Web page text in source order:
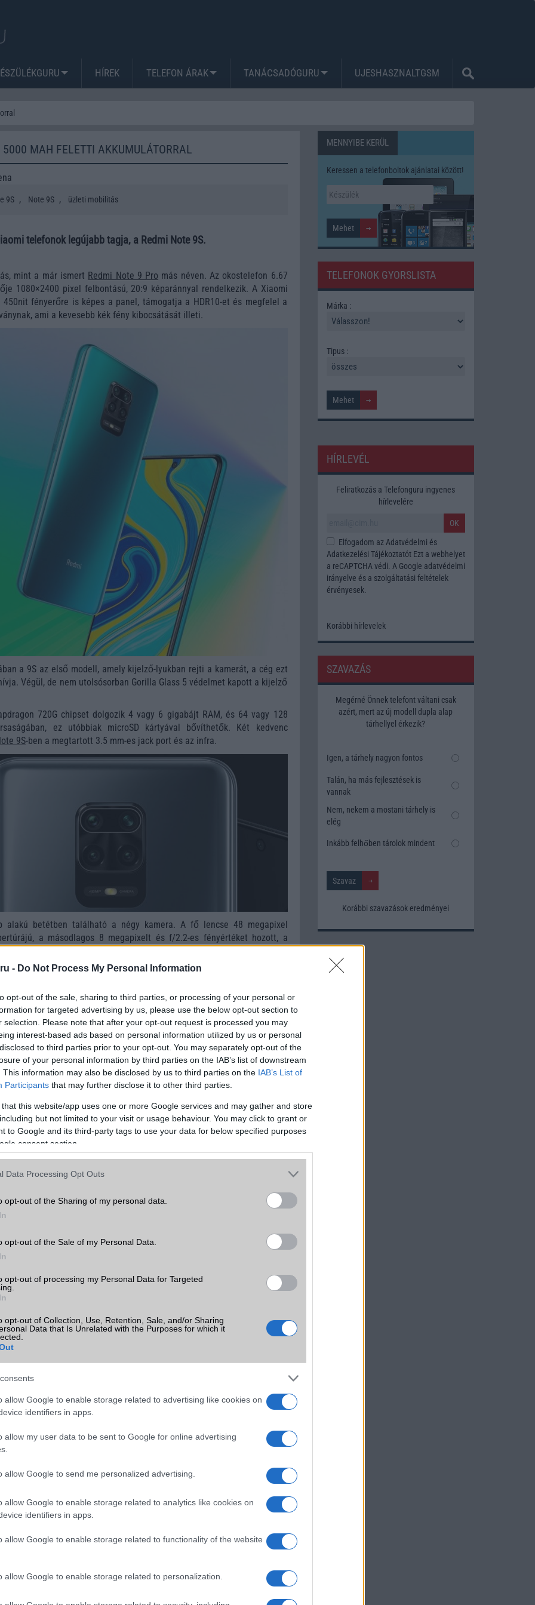
- Do Not Process My Personal Information
opt-out of the sale, sharing to third parties, or processing of your personal or
for targeted advertising by us, please use the below opt-out section to
selection. Please note that after your opt-out request is processed you may
interest-based ads based on personal information utilized by us or personal
to third parties prior to your opt-out. You may separately opt-out of the
of your personal information by third parties on the IAB’s list of downstream
This information may also be disclosed by us to third parties on the IAB’s List of
Participants that may further disclose it to other third parties.
that this website/app uses one or more Google services and may gather and store
but not limited to your visit or usage behaviour. You may click to grant or
to Google and its third-party tags to use your data for below specified purposes
consent section.
Data Processing Opt Outs
opt-out of the Sharing of my personal data.
opt-out of the Sale of my Personal Data.
opt-out of processing my Personal Data for Targeted
opt-out of Collection, Use, Retention, Sale, and/or Sharing
Data that Is Unrelated with the Purposes for which it
allow Google to enable storage related to advertising like cookies on
identifiers in apps.
allow my user data to be sent to Google for online advertising
allow Google to send me personalized advertising.
allow Google to enable storage related to analytics like cookies on
identifiers in apps.
allow Google to enable storage related to functionality of the website
allow Google to enable storage related to personalization.
HÍREK TELEFON ÁRAK TANÁCSADÓGURU UJESHASZNALTGSM
5000 MAH FELETTI AKKUMULÁTORRAL
9S , Note 9S , üzleti mobilitás
telefonok legújabb tagja, a Redmi Note 9S.
mint a már ismert Redmi Note 9 Pro más néven. Az okostelefon 6.67
1080×2400 pixel felbontású, 20:9 képaránnyal rendelkezik. A Xiaomi
fényerőre is képes a panel, támogatja a HDR10-et és megfelel a
ami a kevesebb kék fény kibocsátását illeti.
a 9S az első modell, amely kijelző-lyukban rejti a kamerát, a cég ezt
Végül, de nem utolsósorban Gorilla Glass 5 védelmet kapott a kijelző
720G chipset dolgozik 4 vagy 6 gigabájt RAM, és 64 vagy 128
ez utóbbiak microSD kártyával bővíthetők. Két kedvenc
9S-ben a megtartott 3.5 mm-es jack port és az infra.
alakú betétben található a négy kamera. A fő lencse 48 megapixel
a másodlagos 8 megapixelt és f/2.2-es fényértéket hozott, a
már említett kijelző-lyukban 16 megapixeles kamera csücsül, 120fps-es
képességével.
mAh-s akkumulátorral együtt 209 grammot nyom a mérlegen, a telep
A biztonságról sem kell lemondani, az ehhez kapcsolódó ujjlenyomat-
a keretre költözött a kényelem jegyében. A gyártónál egyre több
MENNYIBE KERÜL
Keressen a telefonboltok ajánlatai között!
TELEFONOK GYORSLISTA
Márka :
Tipus :
HÍRLEVÉL
Feliratkozás a Telefonguru ingyenes
hírlevelére
OK
Elfogadom az Adatvédelmi és
Adatkezelési TájékoztatótEzt a webhelyet
a reCAPTCHA védi. A Google adatvédelmi
irányelve és a szolgáltatási feltételek
érvényesek.
Korábbi hírlevelek
SZAVAZÁS
Megérné Önnek telefont váltani csak
azért, mert az új modell dupla alap
tárhellyel érkezik?
Igen, a tárhely nagyon fontos
Talán, ha más fejlesztések is
vannak
Nem, nekem a mostani tárhely is
elég
Inkább felhőben tárolok mindent
Korábbi szavazások eredményei